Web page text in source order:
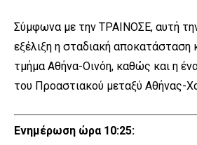
Σύμφωνα με την ΤΡΑΙΝΟΣΕ, αυτή
εξέλιξη η σταδιακή αποκατάσταση
τμήμα Αθήνα-Οινόη, καθώς και η
του Προαστιακού μεταξύ Αθήνας-
Ενημέρωση ώρα 10:25: